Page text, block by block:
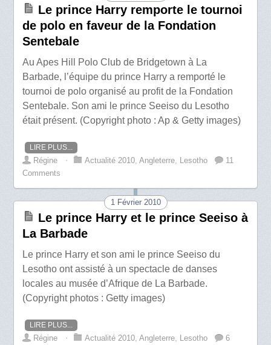
Le prince Harry remporte le tournoi
de polo en faveur de la Fondation
Sentebale
Au Apes Hill Polo Club de Bridgetown à La
Barbade, l’équipe du prince Harry a remporté le
tournoi de polo organisé au profit de la Fondation
Sentebale. Son ami le prince Seeiso du Lesotho
était présent. (Copyright photo : Ap & Getty images)
LIRE PLUS...
Régine ⋅ Actualité 2010 ,Angleterre Lesotho
11
Comments
1 Février 2010
Le prince Harry et le prince Seeiso à
La Barbade
Le prince Harry et son ami le prince Seeiso du
Lesotho ont assisté à un spectacle de danses
locales au musée d’Afrique de La Barbade.
(Copyright photos : Getty images)
LIRE PLUS...
Régine ⋅ Actualité 2010 ,Angleterre Lesotho
6